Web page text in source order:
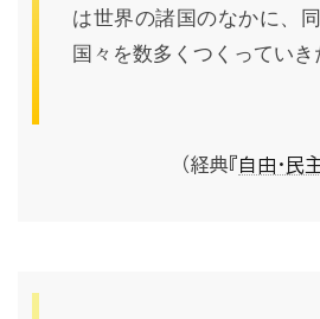
は世界の諸国のなかに、
国々を数多くつくっていき
（経典『自由・民